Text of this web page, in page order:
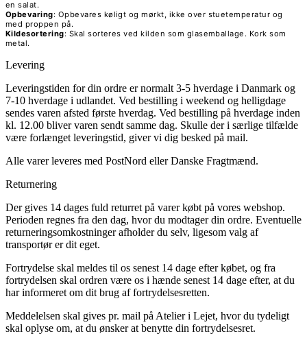
en salat.
Opbevaring: Opbevares køligt og mørkt, ikke over stuetemperatur og
med proppen på.
Kildesortering: Skal sorteres ved kilden som glasemballage. Kork som
metal.
Levering
Leveringstiden for din ordre er normalt 3-5 hverdage i Danmark og
7-10 hverdage i udlandet. Ved bestilling i weekend og helligdage
sendes varen afsted første hverdag. Ved bestilling på hverdage inden
kl. 12.00 bliver varen sendt samme dag. Skulle der i særlige tilfælde
være forlænget leveringstid, giver vi dig besked på mail.
Alle varer leveres med PostNord eller Danske Fragtmænd.
Returnering
Der gives 14 dages fuld returret på varer købt på vores webshop.
Perioden regnes fra den dag, hvor du modtager din ordre. Eventuelle
returneringsomkostninger afholder du selv, ligesom valg af
transportør er dit eget.
Fortrydelse skal meldes til os senest 14 dage efter købet, og fra
fortrydelsen skal ordren være os i hænde senest 14 dage efter, at du
har informeret om dit brug af fortrydelsesretten.
Meddelelsen skal gives pr. mail på Atelier i Lejet, hvor du tydeligt
skal oplyse om, at du ønsker at benytte din fortrydelsesret.